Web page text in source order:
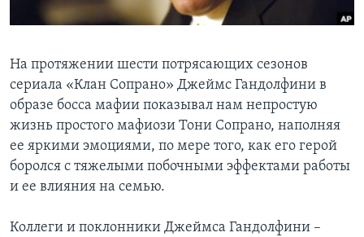
Learning English
СОЦИАЛЬНЫЕ СЕТИ
Языки
На протяжении шести потрясающих сезонов
сериала «Клан Сопрано» Джеймс Гандолфини в
образе босса мафии показывал нам непростую
жизнь простого мафиози Тони Сопрано, наполняя
ее яркими эмоциями, по мере того, как его герой
боролся с тяжелыми побочными эффектами работы
и ее влияния на семью.
Коллеги и поклонники Джеймса Гандолфини –